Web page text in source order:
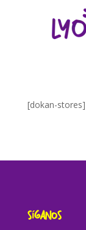
[dokan-stores]
Síganos